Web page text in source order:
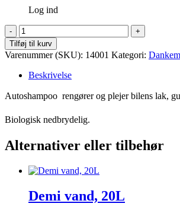
Log ind
-
Autoshampoo,
1,0L
antal
+
Tilføj til kurv
Varenummer (SKU): 14001 Kategori:
Beskrivelse
Autoshampoo rengører og plejer bilens lak,
Biologisk nedbrydelig.
Alternativer eller tilbehør
Demi vand, 20L